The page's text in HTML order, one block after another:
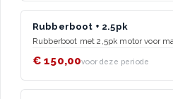
Rubberboot + 2.5pk
Rubberboot met 2,5pk motor voor
€ 150,00voor deze periode